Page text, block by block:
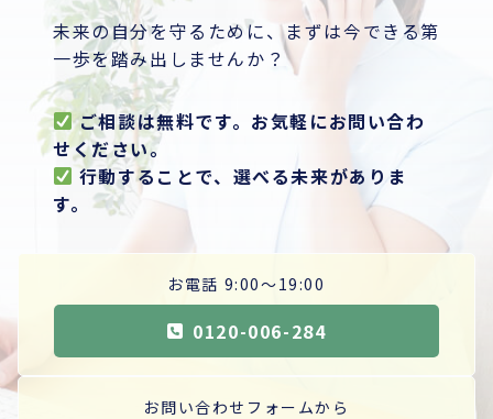
未来の自分を守るために、まずは今できる第
一歩を踏み出しませんか？
ご相談は無料です。お気軽にお問い合わ
せください。
行動することで、選べる未来がありま
す。
お電話 9:00〜19:00
0120-006-284
お問い合わせフォームから